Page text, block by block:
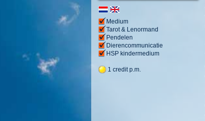
Medium
Tarot & Lenormand
Pendelen
Dierencommunicatie
HSP kindermedium
1 credit p.m.